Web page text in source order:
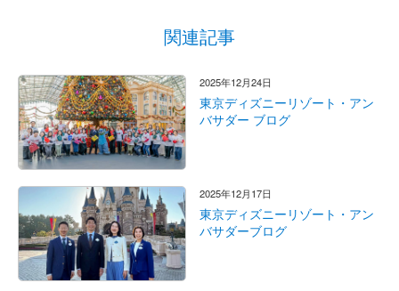
関連記事
2025年12月24日
東京ディズニーリゾート・アン
バサダー ブログ
2025年12月17日
東京ディズニーリゾート・アン
バサダーブログ